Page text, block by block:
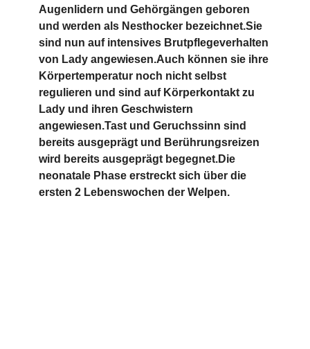
Augenlidern und Gehörgängen geboren
und werden als Nesthocker bezeichnet.Sie
sind nun auf intensives Brutpflegeverhalten
von Lady angewiesen.Auch können sie ihre
Körpertemperatur noch nicht selbst
regulieren und sind auf Körperkontakt zu
Lady und ihren Geschwistern
angewiesen.Tast und Geruchssinn sind
bereits ausgeprägt und Berührungsreizen
wird bereits ausgeprägt begegnet.Die
neonatale Phase erstreckt sich über die
ersten 2 Lebenswochen der Welpen.